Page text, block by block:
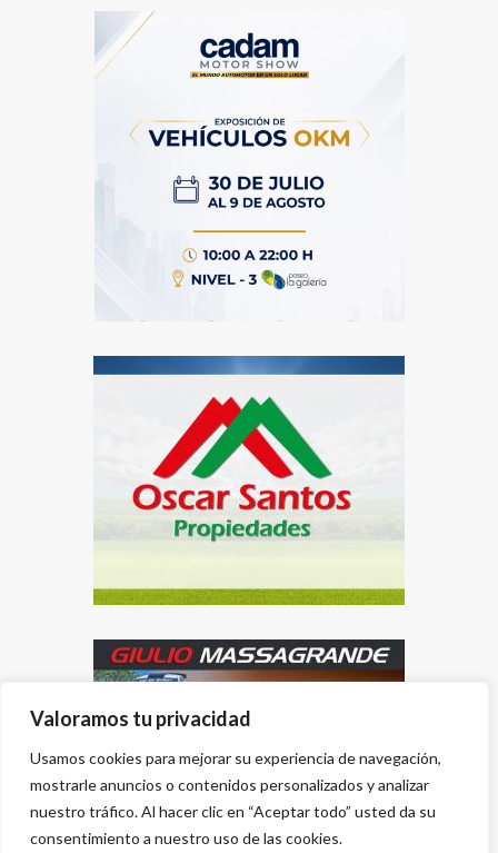
Valoramos tu privacidad
Usamos cookies para mejorar su experiencia de navegación,
mostrarle anuncios o contenidos personalizados y analizar
nuestro tráfico. Al hacer clic en “Aceptar todo” usted da su
consentimiento a nuestro uso de las cookies.